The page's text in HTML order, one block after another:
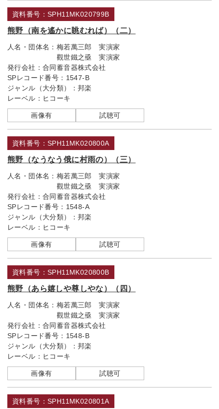
資料番号：SPH11MK020799B
熊野（南を遙かに眺むれば）（二）
人名・団体名： 梅若萬三郎 実演家
觀世鐵之亟 実演家
発行会社： 合同蓄音器株式会社
SPレコード番号： 1547-B
ジャンル（大分類）： 邦楽
レーベル： ヒコーキ
画像有 試聴可
資料番号：SPH11MK020800A
熊野（なうなう俄に村雨の）（三）
人名・団体名： 梅若萬三郎 実演家
觀世鐵之亟 実演家
発行会社： 合同蓄音器株式会社
SPレコード番号： 1548-A
ジャンル（大分類）： 邦楽
レーベル： ヒコーキ
画像有 試聴可
資料番号：SPH11MK020800B
熊野（あら嬉しや尊しやな）（四）
人名・団体名： 梅若萬三郎 実演家
觀世鐵之亟 実演家
発行会社： 合同蓄音器株式会社
SPレコード番号： 1548-B
ジャンル（大分類）： 邦楽
レーベル： ヒコーキ
画像有 試聴可
資料番号：SPH11MK020801A